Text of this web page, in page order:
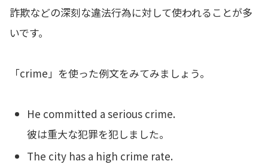
詐欺などの深刻な違法行為に対して使われることが多
いです。
「crime」を使った例文をみてみましょう。
He committed a serious crime.
彼は重大な犯罪を犯しました。
The city has a high crime rate.